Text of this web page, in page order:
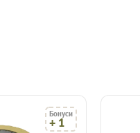
відбувається вчасно і точно
Бонуси
+ 1